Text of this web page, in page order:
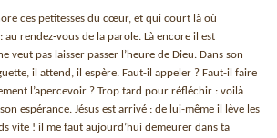
ces petitesses du cœur, et qui court là où
au rendez‑vous de la parole. Là encore il est
veut pas laisser passer l’heure de Dieu. Dans son
il attend, il espère. Faut-il appeler ? Faut-il faire
l’apercevoir ? Trop tard pour réfléchir : voilà
espérance. Jésus est arrivé : de lui-même il lève les
vite ! il me faut aujourd’hui demeurer dans ta